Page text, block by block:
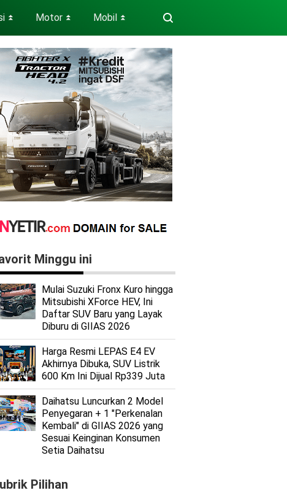
⏬ Motor ⏬ Mobil ⏬
Minggu ini
Mulai Suzuki Fronx Kuro hingga
Mitsubishi XForce HEV, Ini
Daftar SUV Baru yang Layak
Diburu di GIIAS 2026
Harga Resmi LEPAS E4 EV
Akhirnya Dibuka, SUV Listrik
600 Km Ini Dijual Rp339 Juta
Daihatsu Luncurkan 2 Model
Penyegaran + 1 "Perkenalan
Kembali" di GIIAS 2026 yang
Sesuai Keinginan Konsumen
Setia Daihatsu
Pilihan